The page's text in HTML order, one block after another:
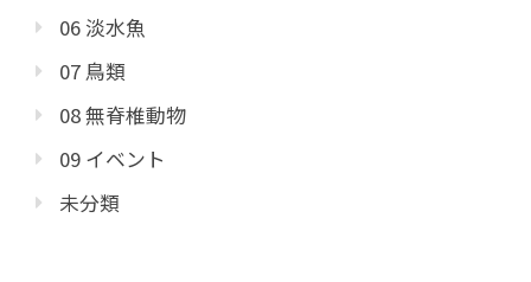
06 淡水魚
07 鳥類
08 無脊椎動物
09 イベント
未分類